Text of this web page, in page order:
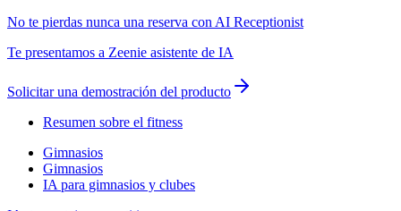
No te pierdas nunca una reserva con AI Receptionist
Te presentamos a Zeenie asistente de IA
Solicitar una demostración del producto
Resumen sobre el fitness
Gimnasios
Gimnasios
IA para gimnasios y clubes